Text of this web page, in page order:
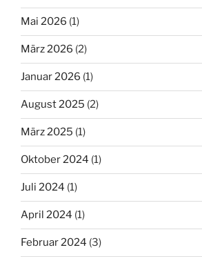
Mai 2026 (1)
März 2026 (2)
Januar 2026 (1)
August 2025 (2)
März 2025 (1)
Oktober 2024 (1)
Juli 2024 (1)
April 2024 (1)
Februar 2024 (3)